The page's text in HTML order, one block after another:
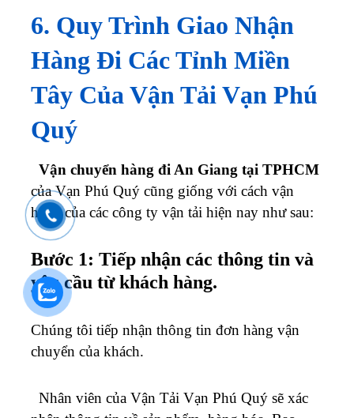
6. Quy Trình Giao Nhận
Hàng Đi Các Tỉnh Miền
Tây Của Vận Tải Vạn Phú
Quý
Vận chuyển hàng đi An Giang tại TPHCM
của Vạn Phú Quý cũng giống với cách vận
hành của các công ty vận tải hiện nay như sau:
Bước 1: Tiếp nhận các thông tin và
yêu cầu từ khách hàng.
Chúng tôi tiếp nhận thông tin đơn hàng vận
chuyển của khách.
Nhân viên của Vận Tải Vạn Phú Quý sẽ xác